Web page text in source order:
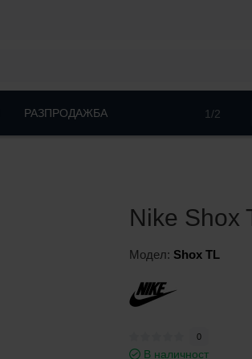
РАЗПРОДАЖБА 1/2
Nike Shox
Модел: Shox TL
0
В наличност